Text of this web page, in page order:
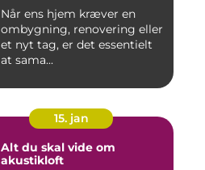
Når ens hjem kræver en
ombygning, renovering eller
et nyt tag, er det essentielt
at sama...
15. jan
Alt du skal vide om
akustikloft